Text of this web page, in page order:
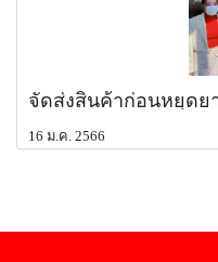
จัดส่งสินค้าก่อนหยุดย
16 ม.ค. 2566